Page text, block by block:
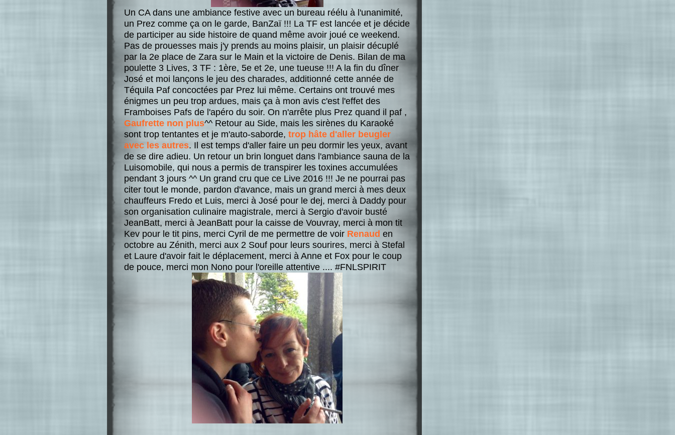
Un CA dans une ambiance festive avec un bureau réélu à l'unanimité,
un Prez comme ça on le garde, BanZaï !!! La TF est lancée et je décide
de participer au side histoire de quand même avoir joué ce weekend.
Pas de prouesses mais j'y prends au moins plaisir, un plaisir décuplé
par la 2e place de Zara sur le Main et la victoire de Denis. Bilan de ma
poulette 3 Lives, 3 TF : 1ère, 5e et 2e, une tueuse !!! A la fin du dîner
José et moi lançons le jeu des charades, additionné cette année de
Téquila Paf concoctées par Prez lui même. Certains ont trouvé mes
énigmes un peu trop ardues, mais ça à mon avis c'est l'effet des
Framboises Pafs de l'apéro du soir. On n'arrête plus Prez quand il paf ,
Gaufrette non plus^^ Retour au Side, mais les sirènes du Karaoké
sont trop tentantes et je m'auto-saborde, trop hâte d'aller beugler
avec les autres. Il est temps d'aller faire un peu dormir les yeux, avant
de se dire adieu. Un retour un brin longuet dans l'ambiance sauna de la
Luisomobile, qui nous a permis de transpirer les toxines accumulées
pendant 3 jours ^^ Un grand cru que ce Live 2016 !!! Je ne pourrai pas
citer tout le monde, pardon d'avance, mais un grand merci à mes deux
chauffeurs Fredo et Luis, merci à José pour le dej, merci à Daddy pour
son organisation culinaire magistrale, merci à Sergio d'avoir busté
JeanBatt, merci à JeanBatt pour la caisse de Vouvray, merci à mon tit
Kev pour le tit pins, merci Cyril de me permettre de voir Renaud en
octobre au Zénith, merci aux 2 Souf pour leurs sourires, merci à Stefal
et Laure d'avoir fait le déplacement, merci à Anne et Fox pour le coup
de pouce, merci mon Nono pour l'oreille attentive .... #FNLSPIRIT